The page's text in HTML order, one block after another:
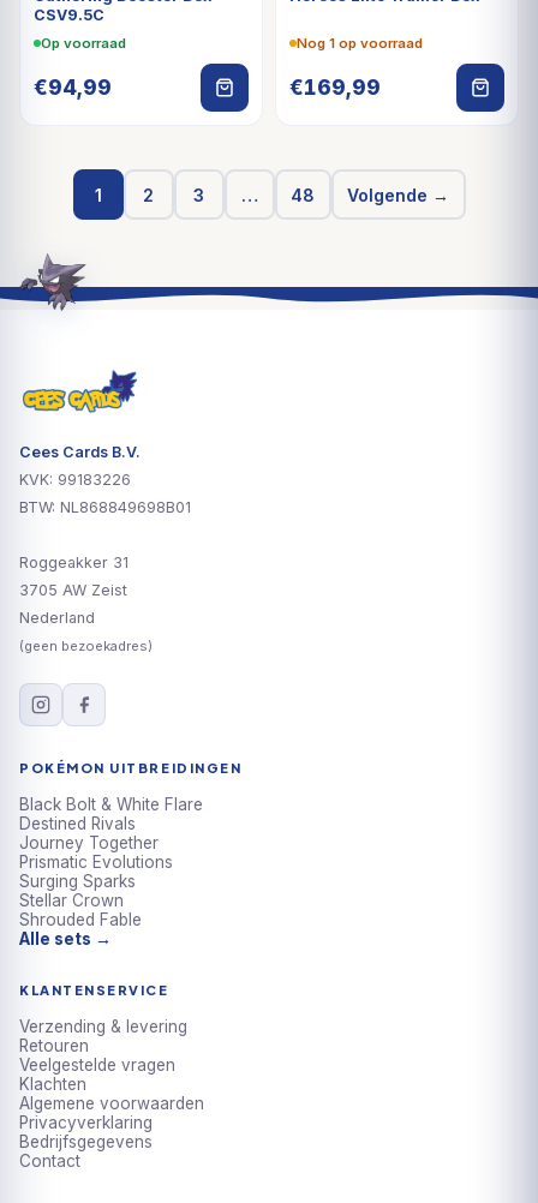
CSV9.5C
Op voorraad
€94,99
Nog 1 op voorraad
€169,99
1 2 3 … 48 Volgende →
Cees Cards B.V.
KVK: 99183226
BTW: NL868849698B01
Roggeakker 31
3705 AW Zeist
Nederland
(geen bezoekadres)
POKÉMON UITBREIDINGEN
Black Bolt & White Flare
Destined Rivals
Journey Together
Prismatic Evolutions
Surging Sparks
Stellar Crown
Shrouded Fable
Alle sets →
KLANTENSERVICE
Verzending & levering
Retouren
Veelgestelde vragen
Klachten
Algemene voorwaarden
Privacyverklaring
Bedrijfsgegevens
Contact